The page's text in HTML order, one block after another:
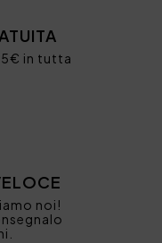
in tutta
noi!